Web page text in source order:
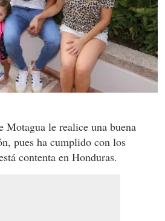
Motagua le realice una buena
pues ha cumplido con los
contenta en Honduras.